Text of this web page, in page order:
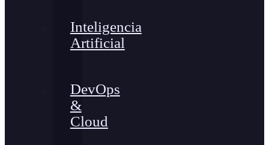
Inteligencia
Artificial
DevOps
&
Cloud